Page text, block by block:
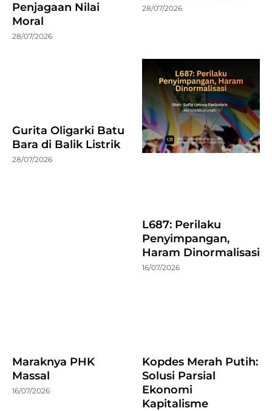
Penjagaan Nilai
Moral
28/07/2026
28/07/2026
Gurita Oligarki Batu
Bara di Balik Listrik
28/07/2026
L687: Perilaku
Penyimpangan,
Haram Dinormalisasi
16/07/2026
Maraknya PHK
Massal
16/07/2026
Kopdes Merah Putih:
Solusi Parsial
Ekonomi
Kapitalisme